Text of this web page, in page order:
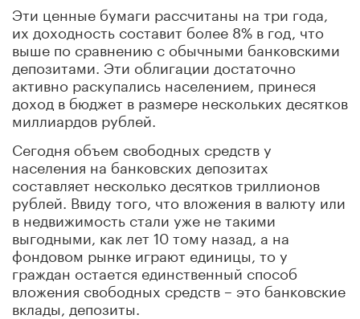
Эти ценные бумаги рассчитаны на три года,
их доходность составит более 8% в год, что
выше по сравнению с обычными банковскими
депозитами. Эти облигации достаточно
активно раскупались населением, принеся
доход в бюджет в размере нескольких десятков
миллиардов рублей.
Сегодня объем свободных средств у
населения на банковских депозитах
составляет несколько десятков триллионов
рублей. Ввиду того, что вложения в валюту или
в недвижимость стали уже не такими
выгодными, как лет 10 тому назад, а на
фондовом рынке играют единицы, то у
граждан остается единственный способ
вложения свободных средств – это банковские
вклады, депозиты.